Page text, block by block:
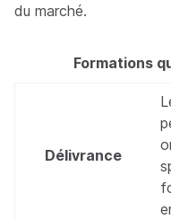
du marché.
Formations
Délivrance